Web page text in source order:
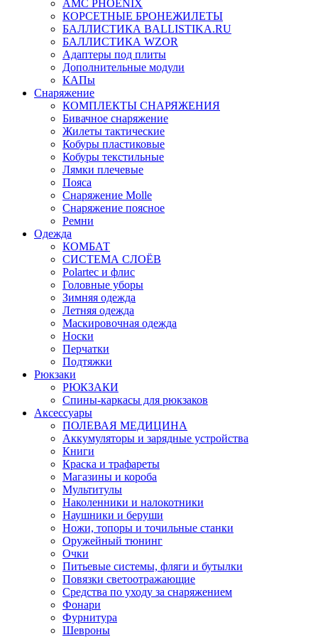
АМС PHOENIX
КОРСЕТНЫЕ БРОНЕЖИЛЕТЫ
БАЛЛИСТИКА BALLISTIKA.RU
БАЛЛИСТИКА WZOR
Адаптеры под плиты
Дополнительные модули
КАПы
Снаряжение
КОМПЛЕКТЫ СНАРЯЖЕНИЯ
Бивачное снаряжение
Жилеты тактические
Кобуры пластиковые
Кобуры текстильные
Лямки плечевые
Пояса
Снаряжение Molle
Снаряжение поясное
Ремни
Одежда
КОМБАТ
СИСТЕМА СЛОЁВ
Polartec и флис
Головные уборы
Зимняя одежда
Летняя одежда
Маскировочная одежда
Носки
Перчатки
Подтяжки
Рюкзаки
РЮКЗАКИ
Спины-каркасы для рюкзаков
Аксессуары
ПОЛЕВАЯ МЕДИЦИНА
Аккумуляторы и зарядные устройства
Книги
Краска и трафареты
Магазины и короба
Мультитулы
Наколенники и налокотники
Наушники и беруши
Ножи, топоры и точильные станки
Оружейный тюнинг
Очки
Питьевые системы, фляги и бутылки
Повязки светоотражающие
Средства по уходу за снаряжением
Фонари
Фурнитура
Шевроны